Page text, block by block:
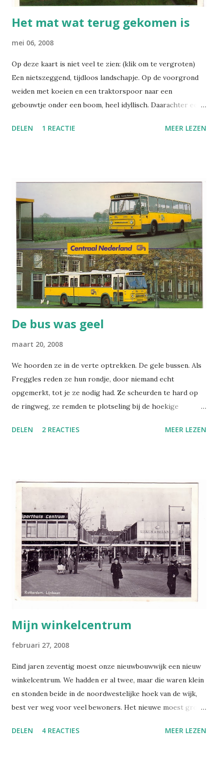
Het mat wat terug gekomen is
mei 06, 2008
Op deze kaart is niet veel te zien: (klik om te vergroten)
Een nietszeggend, tijdloos landschapje. Op de voorgrond
weiden met koeien en een traktorspoor naar een
gebouwtje onder een boom, heel idyllisch. Daarachter een
over de heuvels gestrooid. Waar zijn we hier, Oostenrijk,
vast niet geliefd in de omgeving. Mis. Dit, vertelt de
achterkant van de kaart, is het stadje Velika Kladusa. Het
ligt in Bosnië-Herzegovina. En die blauwe gebouwen, dat
zijn de opslagloodsen voor het materieel van de 'Zwarte
Beren' - een Canadese legereenheid. Wat je ziet is een
kaart van de IFOR-vredesmacht in voormalig Joegoslavië.
Zulke kaarten werden in 1996, toen IFOR actief was, door
vredessoldaten ...
DELEN 1 REACTIE MEER LEZEN
De bus was geel
maart 20, 2008
We hoorden ze in de verte optrekken. De gele bussen. Als
Freggles reden ze hun rondje, door niemand echt
opgemerkt, tot je ze nodig had. Ze scheurden te hard op
de ringweg, ze remden te plotseling bij de hoekige
de woonerven. Overal waar ze stopten om passagiers in en
struiken om de vijver. (klik om te vergroten) Zulke bussen
dus. Van Daf. Dacht ik tenminste. Achterop de kaart staat
dat de onderste inderdaad een Daf is ('9200 serie'), maar
daarboven rijdt een Leyland ('2500 serie'). Heb ik vroeger
dan in verschillende types bussen gezeten? Voor mij waren
ze allemaal gelijk. Ik heb het even opgezocht op internet.
Wat blijkt: op deze kaart is de 'standaardstreekbus' te zien
(zie wikipedia). Leefde van 1967 tot 1988, o...
DELEN 2 REACTIES MEER LEZEN
Mijn winkelcentrum
februari 27, 2008
Eind jaren zeventig moest onze nieuwbouwwijk een nieuw
winkelcentrum. We hadden er al twee, maar die waren klein
en stonden beide in de noordwestelijke hoek van de wijk,
best ver weg voor veel bewoners. Het nieuwe moest groot
kwam, min of meer in het midden van de min of meer
DELEN 4 REACTIES MEER LEZEN